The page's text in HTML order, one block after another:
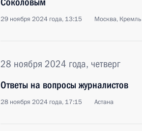
29 ноября 2024 года, 13:15 Москва, Кремль
28 ноября 2024 года, четверг
Ответы на вопросы журналистов
28 ноября 2024 года, 17:15 Астана